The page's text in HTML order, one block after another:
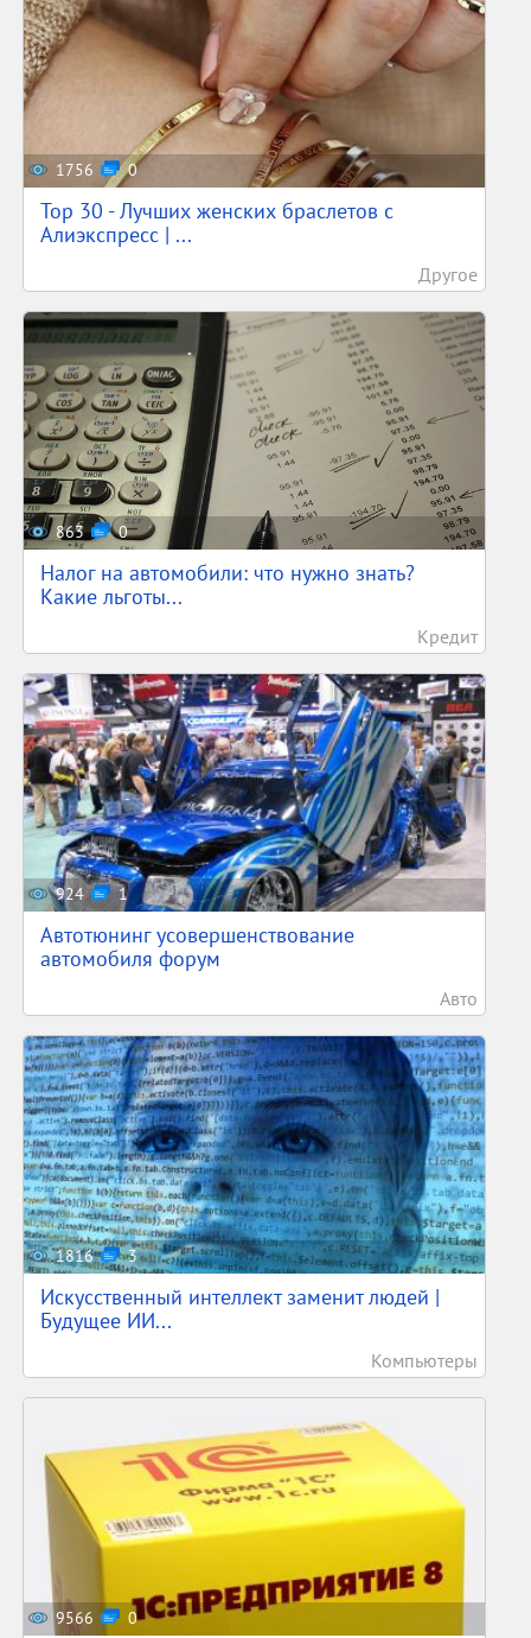
1756 0
Top 30 - Лучших женских браслетов с
Алиэкспресс | ...
Другое
863 0
Налог на автомобили: что нужно знать?
Какие льготы...
Кредит
924 1
Автотюнинг усовершенствование
автомобиля форум
Авто
1816 3
Искусственный интеллект заменит людей |
Будущее ИИ...
Компьютеры
9566 0